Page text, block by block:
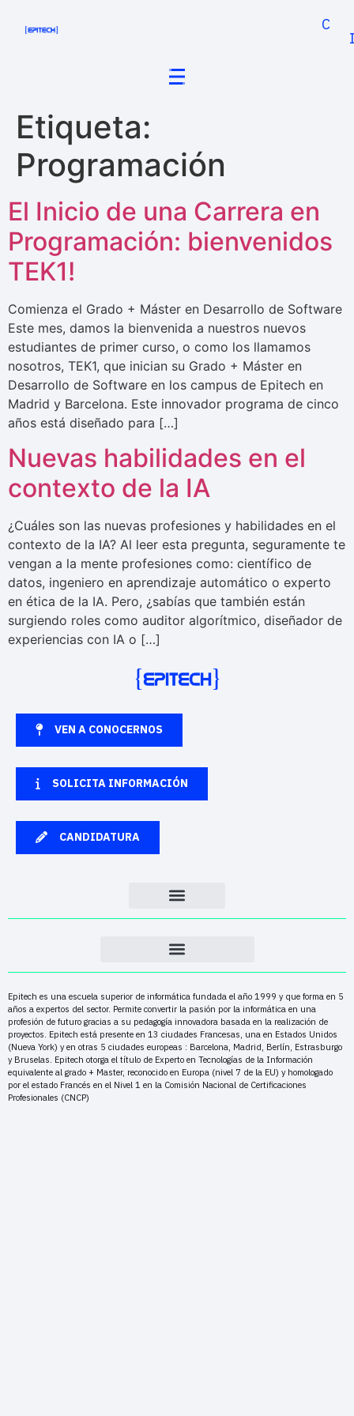
Etiqueta:
Programación
El Inicio de una Carrera en
Programación: bienvenidos
TEK1!
Comienza el Grado + Máster en Desarrollo de Software
Este mes, damos la bienvenida a nuestros nuevos
estudiantes de primer curso, o como los llamamos
nosotros, TEK1, que inician su Grado + Máster en
Desarrollo de Software en los campus de Epitech en
Madrid y Barcelona. Este innovador programa de cinco
años está diseñado para […]
Nuevas habilidades en el
contexto de la IA
¿Cuáles son las nuevas profesiones y habilidades en el
contexto de la IA? Al leer esta pregunta, seguramente te
vengan a la mente profesiones como: científico de
datos, ingeniero en aprendizaje automático o experto
en ética de la IA. Pero, ¿sabías que también están
surgiendo roles como auditor algorítmico, diseñador de
experiencias con IA o […]
VEN A CONOCERNOS
SOLICITA INFORMACIÓN
CANDIDATURA
Epitech es una escuela superior de informática fundada el año 1999 y que forma en 5
años a expertos del sector. Permite convertir la pasión por la informática en una
profesión de futuro gracias a su pedagogía innovadora basada en la realización de
proyectos. Epitech está presente en 13 ciudades Francesas, una en Estados Unidos
(Nueva York) y en otras 5 ciudades europeas : Barcelona, Madrid, Berlín, Estrasburgo
y Bruselas. Epitech otorga el título de Experto en Tecnologías de la Información
equivalente al grado + Master, reconocido en Europa (nivel 7 de la EU) y homologado
por el estado Francés en el Nivel 1 en la Comisión Nacional de Certificaciones
Profesionales (CNCP)